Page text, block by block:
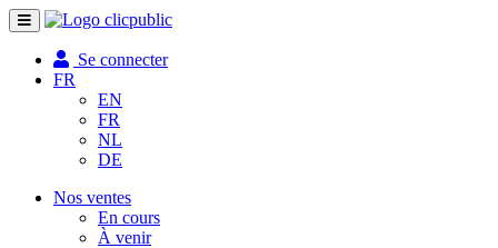
Toggle
navigation
Se connecter
FR
EN
FR
NL
DE
Nos ventes
En cours
À venir